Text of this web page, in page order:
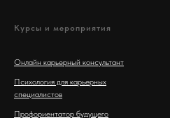
Курсы и мероприятия
Онлайн карьерный консультант
Психология для карьерных
специалистов
Профориентатор будущего